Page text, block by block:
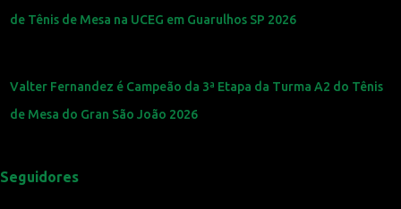
de Tênis de Mesa na UCEG em Guarulhos SP 2026
Valter Fernandez é Campeão da 3ª Etapa da Turma A2 do Tênis
de Mesa do Gran São João 2026
Seguidores